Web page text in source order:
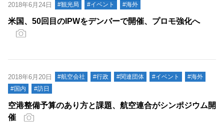
2018年6月24日 #観光局 #イベント #海外
米国、50回目のIPWをデンバーで開催、プロモ強化へ
2018年6月20日 #航空会社 #行政 #関連団体 #イベント
#海外
#国内
#訪日
空港整備予算のあり方と課題、航空連合がシンポジウム開
催